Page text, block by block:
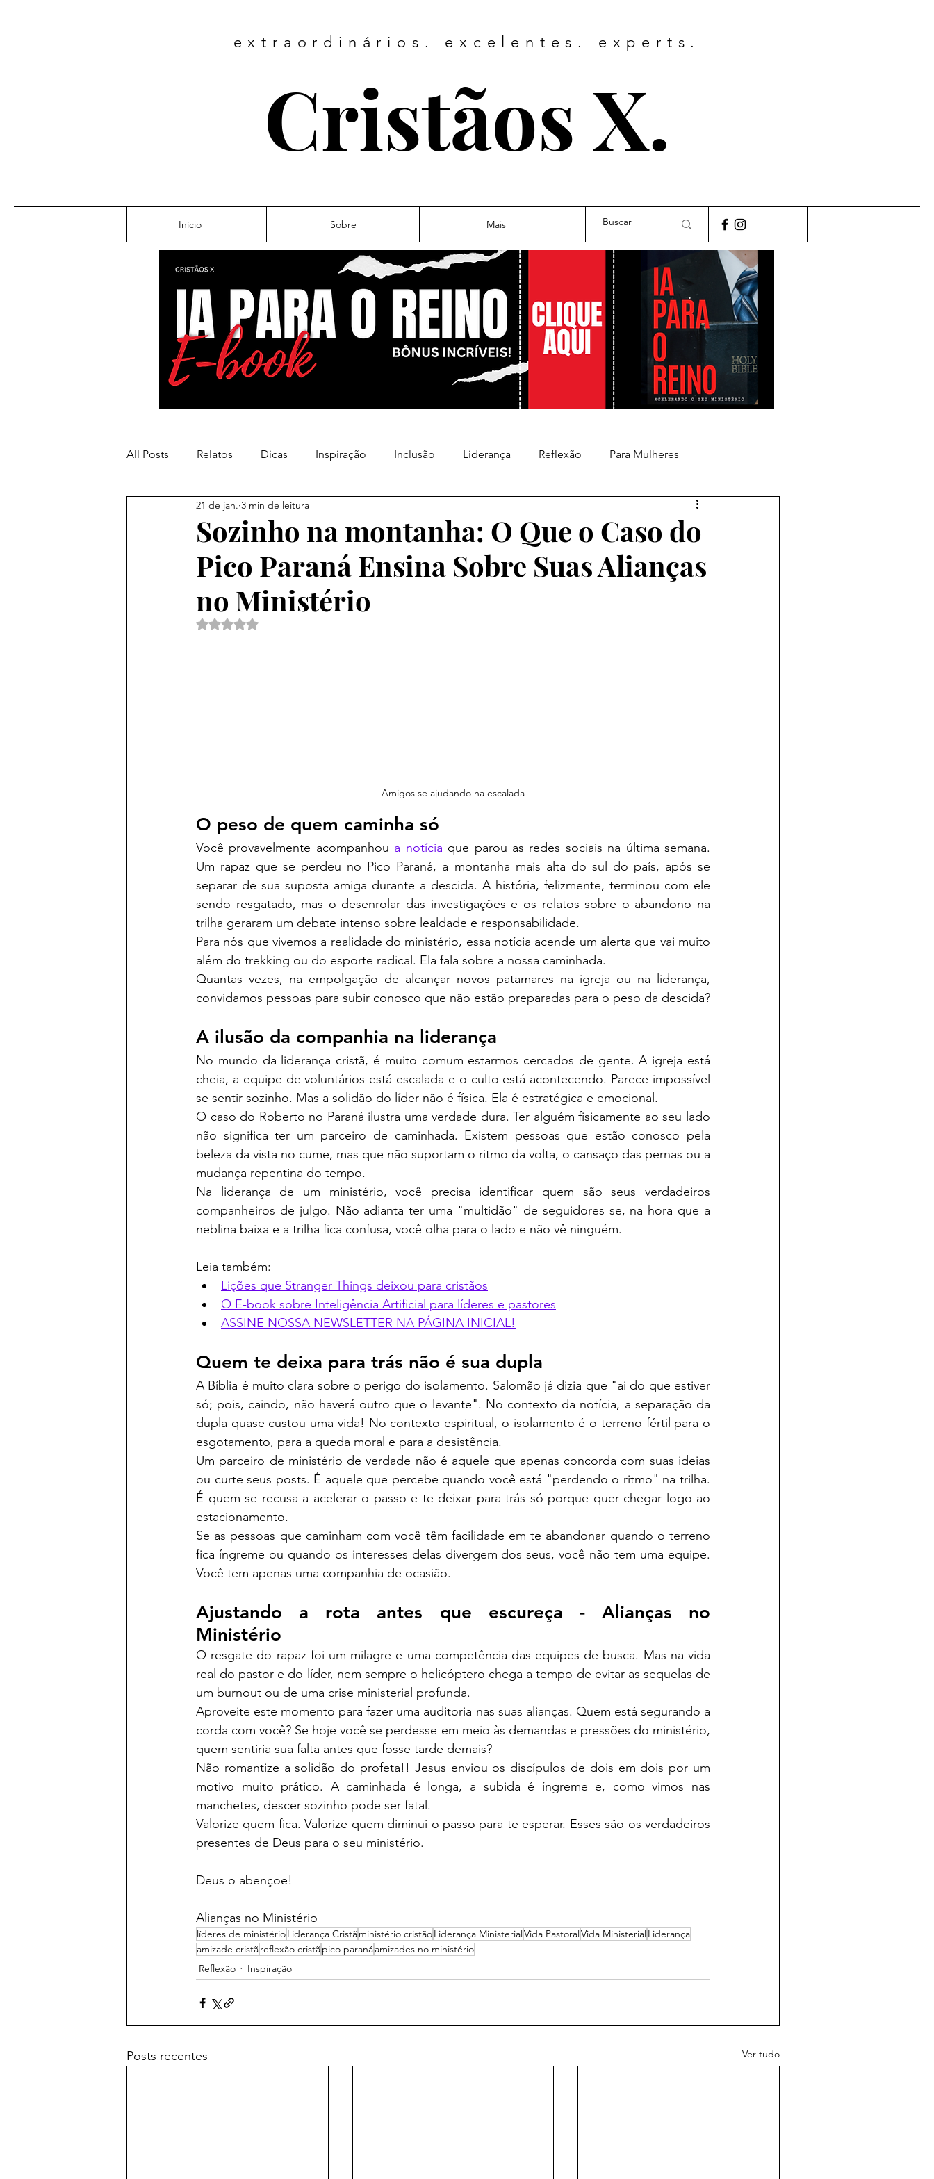
extraordinários. excelentes. experts.
Cristãos X.
Início Sobre Mais
All Posts Relatos Dicas Inspiração Inclusão Liderança Reflexão Para Mulheres
Inteligência Artificial
Sozinho na montanha: O Que o Caso do
Pico Paraná Ensina Sobre Suas Alianças
no Ministério
21 de jan. 3 min de leitura
Avaliado com NaN de 5 estrelas.
Amigos se ajudando na escalada
O peso de quem caminha só
Você provavelmente acompanhou a notícia que parou as redes sociais na última semana.
Um rapaz que se perdeu no Pico Paraná, a montanha mais alta do sul do país, após se
separar de sua suposta amiga durante a descida. A história, felizmente, terminou com ele
sendo resgatado, mas o desenrolar das investigações e os relatos sobre o abandono na
trilha geraram um debate intenso sobre lealdade e responsabilidade.
Para nós que vivemos a realidade do ministério, essa notícia acende um alerta que vai muito
além do trekking ou do esporte radical. Ela fala sobre a nossa caminhada.
Quantas vezes, na empolgação de alcançar novos patamares na igreja ou na liderança,
convidamos pessoas para subir conosco que não estão preparadas para o peso da descida?
A ilusão da companhia na liderança
No mundo da liderança cristã, é muito comum estarmos cercados de gente. A igreja está
cheia, a equipe de voluntários está escalada e o culto está acontecendo. Parece impossível
se sentir sozinho. Mas a solidão do líder não é física. Ela é estratégica e emocional.
O caso do Roberto no Paraná ilustra uma verdade dura. Ter alguém fisicamente ao seu lado
não significa ter um parceiro de caminhada. Existem pessoas que estão conosco pela
beleza da vista no cume, mas que não suportam o ritmo da volta, o cansaço das pernas ou a
mudança repentina do tempo.
Na liderança de um ministério, você precisa identificar quem são seus verdadeiros
companheiros de julgo. Não adianta ter uma "multidão" de seguidores se, na hora que a
neblina baixa e a trilha fica confusa, você olha para o lado e não vê ninguém.
Leia também:
Lições que Stranger Things deixou para cristãos
O E-book sobre Inteligência Artificial para líderes e pastores
ASSINE NOSSA NEWSLETTER NA PÁGINA INICIAL!
Quem te deixa para trás não é sua dupla
A Bíblia é muito clara sobre o perigo do isolamento. Salomão já dizia que "ai do que estiver
só; pois, caindo, não haverá outro que o levante". No contexto da notícia, a separação da
dupla quase custou uma vida! No contexto espiritual, o isolamento é o terreno fértil para o
esgotamento, para a queda moral e para a desistência.
Um parceiro de ministério de verdade não é aquele que apenas concorda com suas ideias
ou curte seus posts. É aquele que percebe quando você está "perdendo o ritmo" na trilha.
É quem se recusa a acelerar o passo e te deixar para trás só porque quer chegar logo ao
estacionamento.
Se as pessoas que caminham com você têm facilidade em te abandonar quando o terreno
fica íngreme ou quando os interesses delas divergem dos seus, você não tem uma equipe.
Você tem apenas uma companhia de ocasião.
Ajustando a rota antes que escureça - Alianças no
Ministério
O resgate do rapaz foi um milagre e uma competência das equipes de busca. Mas na vida
real do pastor e do líder, nem sempre o helicóptero chega a tempo de evitar as sequelas de
um burnout ou de uma crise ministerial profunda.
Aproveite este momento para fazer uma auditoria nas suas alianças. Quem está segurando a
corda com você? Se hoje você se perdesse em meio às demandas e pressões do ministério,
quem sentiria sua falta antes que fosse tarde demais?
Não romantize a solidão do profeta!! Jesus enviou os discípulos de dois em dois por um
motivo muito prático. A caminhada é longa, a subida é íngreme e, como vimos nas
manchetes, descer sozinho pode ser fatal.
Valorize quem fica. Valorize quem diminui o passo para te esperar. Esses são os verdadeiros
presentes de Deus para o seu ministério.
Deus o abençoe!
Alianças no Ministério
líderes de ministérioLiderança Cristãministério cristãoLiderança MinisterialVida PastoralVida MinisterialLiderança
amizade cristãreflexão cristãpico paranáamizades no ministério
Reflexão
Inspiração
Posts recentes Ver tudo